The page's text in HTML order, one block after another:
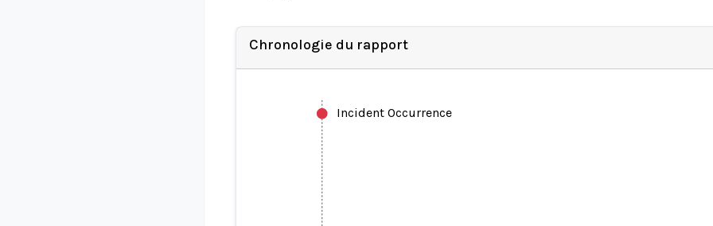
Chronologie du rapport
Incident Occurrence